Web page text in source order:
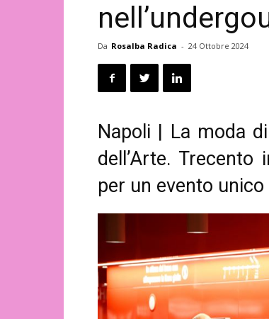
Da Rosalba Radica - 24 Ottobre 2024
Napoli | La moda
dell’Arte.
per un evento